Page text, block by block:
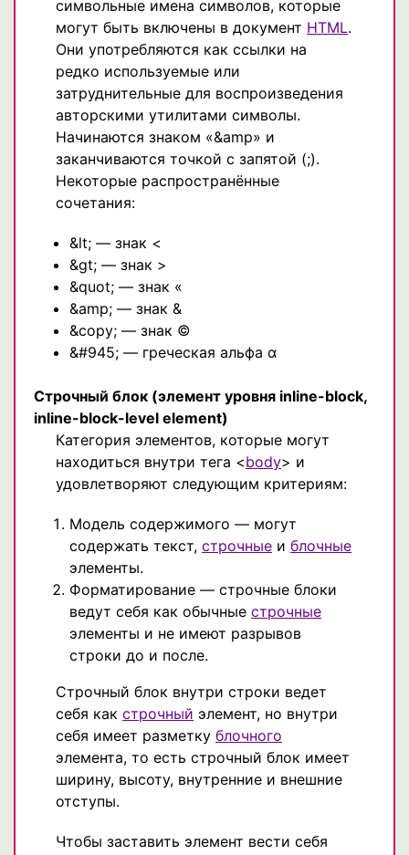
символьные имена символов, которые
могут быть включены в документ HTML.
Они употребляются как ссылки на
редко используемые или
затруднительные для воспроизведения
авторскими утилитами символы.
Начинаются знаком «&amp» и
заканчиваются точкой с запятой (;).
Некоторые распространённые
сочетания:
&lt; — знак <
&gt; — знак >
&quot; — знак «
&amp; — знак &
&copy; — знак ©
&#945; — греческая альфа α
Строчный блок (элемент уровня inline-block,
inline-block-level element)
Категория элементов, которые могут
находиться внутри тега <body> и
удовлетворяют следующим критериям:
Модель содержимого — могут
содержать текст, строчные и блочные
элементы.
Форматирование — строчные блоки
ведут себя как обычные строчные
элементы и не имеют разрывов
строки до и после.
Строчный блок внутри строки ведет
себя как строчный элемент, но внутри
себя имеет разметку блочного
элемента, то есть строчный блок имеет
ширину, высоту, внутренние и внешние
отступы.
Чтобы заставить элемент вести себя